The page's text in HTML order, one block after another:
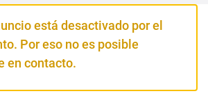
está desactivado por el
Por eso no es posible
en contacto.